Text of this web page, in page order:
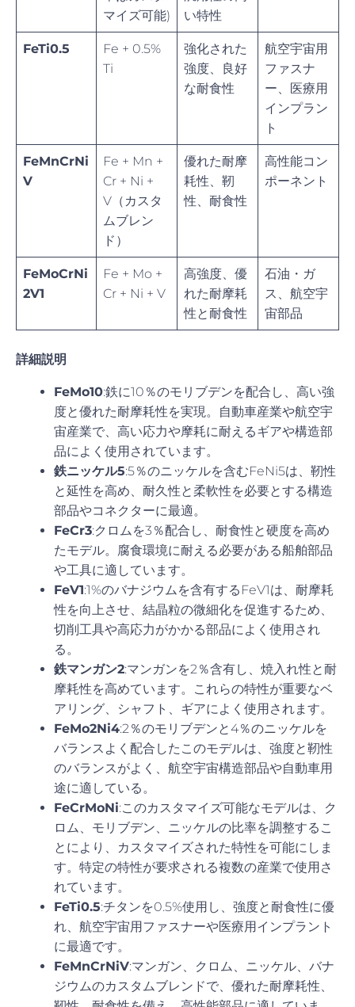
マイズ可能)
い特性
FeTi0.5
Fe + 0.5%
Ti
強化された
強度、良好
な耐食性
航空宇宙用
ファスナ
ー、医療用
インプラン
ト
FeMnCrNi
V
Fe + Mn +
Cr + Ni +
V（カスタ
ムブレン
ド）
優れた耐摩
耗性、靭
性、耐食性
高性能コン
ポーネント
FeMoCrNi
2V1
Fe + Mo +
Cr + Ni + V
高強度、優
れた耐摩耗
性と耐食性
石油・ガ
ス、航空宇
宙部品
詳細説明
FeMo10:鉄に10％のモリブデンを配合し、高い強
度と優れた耐摩耗性を実現。自動車産業や航空宇
宙産業で、高い応力や摩耗に耐えるギアや構造部
品によく使用されています。
鉄ニッケル5:5％のニッケルを含むFeNi5は、靭性
と延性を高め、耐久性と柔軟性を必要とする構造
部品やコネクターに最適。
FeCr3:クロムを3％配合し、耐食性と硬度を高め
たモデル。腐食環境に耐える必要がある船舶部品
や工具に適しています。
FeV1:1%のバナジウムを含有するFeV1は、耐摩耗
性を向上させ、結晶粒の微細化を促進するため、
切削工具や高応力がかかる部品によく使用され
る。
鉄マンガン2:マンガンを2％含有し、焼入れ性と耐
摩耗性を高めています。これらの特性が重要なベ
アリング、シャフト、ギアによく使用されます。
FeMo2Ni4:2％のモリブデンと4％のニッケルを
バランスよく配合したこのモデルは、強度と靭性
のバランスがよく、航空宇宙構造部品や自動車用
途に適している。
FeCrMoNi:このカスタマイズ可能なモデルは、ク
ロム、モリブデン、ニッケルの比率を調整するこ
とにより、カスタマイズされた特性を可能にしま
す。特定の特性が要求される複数の産業で使用さ
れています。
FeTi0.5:チタンを0.5%使用し、強度と耐食性に優
れ、航空宇宙用ファスナーや医療用インプラント
に最適です。
FeMnCrNiV:マンガン、クロム、ニッケル、バナ
ジウムのカスタムブレンドで、優れた耐摩耗性、